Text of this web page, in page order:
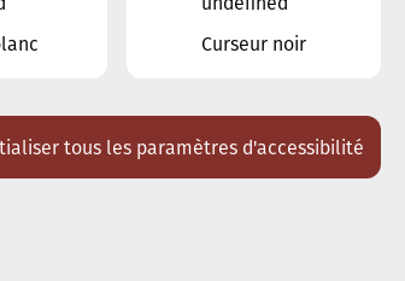
Curseur noir
tous les paramètres d'accessibilité